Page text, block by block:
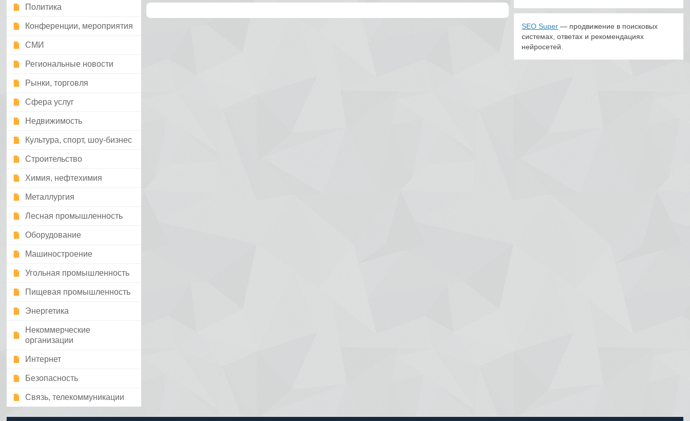
Политика
Конференции, мероприятия
СМИ
Региональные новости
Рынки, торговля
Сфера услуг
Недвижимость
Культура, спорт, шоу-бизнес
Строительство
Химия, нефтехимия
Металлургия
Лесная промышленность
Оборудование
Машиностроение
Угольная промышленность
Пищевая промышленность
Энергетика
Некоммерческие
организации
Интернет
Безопасность
Связь, телекоммуникации
SEO Super — продвижение в поисковых
системах, ответах и рекомендациях
нейросетей.